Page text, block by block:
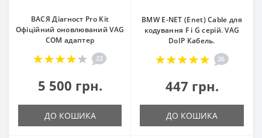
ВАСЯ Діагност Pro Kit
Офіційний оновлюваний VAG
COM адаптер
22
5 500 грн.
ДО КОШИКА
BMW E-NET (Enet) Cable для
кодування F і G серій. VAG
DoIP Кабель.
26
447 грн.
ДО КОШИКА